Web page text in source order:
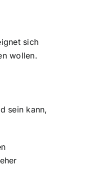
sich
wollen.
sein kann,